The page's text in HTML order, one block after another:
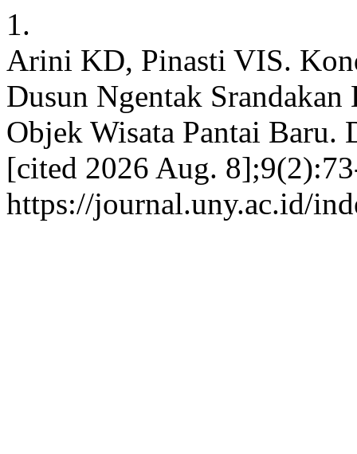
1.
Arini KD, Pinasti VIS.
Dusun Ngentak Srandakan
Objek Wisata Pantai Baru.
[cited 2026 Aug.
https://journal.uny.ac.id/